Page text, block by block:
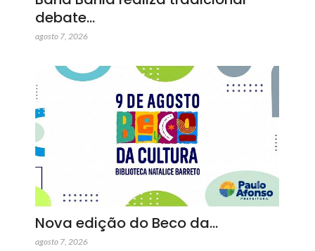
debate…
agosto 7, 2026
Nova edição do Beco da…
agosto 7, 2026